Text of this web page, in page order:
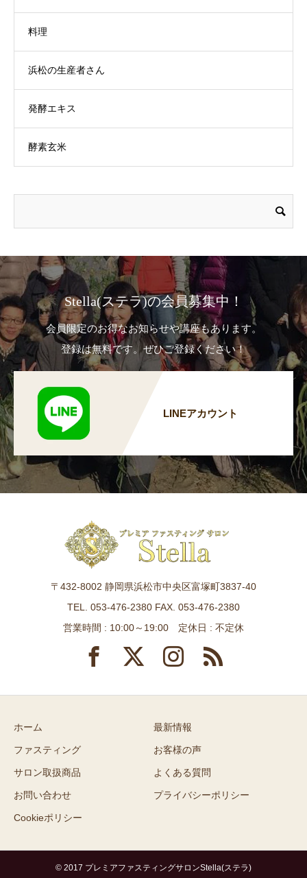
料理
浜松の生産者さん
発酵エキス
酵素玄米
Stella(ステラ)の会員募集中！
会員限定のお得なお知らせや講座もあります。
登録は無料です。ぜひご登録ください！
LINEアカウント
〒432-8002 静岡県浜松市中央区富塚町3837-40
TEL. 053-476-2380 FAX. 053-476-2380
営業時間 : 10:00～19:00 定休日 : 不定休
ホーム 最新情報
ファスティング お客様の声
サロン取扱商品 よくある質問
お問い合わせ プライバシーポリシー
Cookieポリシー
© 2017 プレミアファスティングサロンStella(ステラ)